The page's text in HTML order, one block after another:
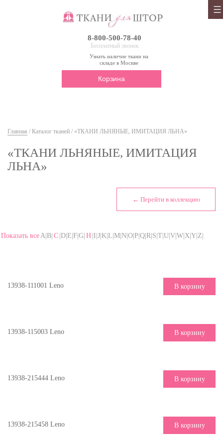
8-800-500-78-40
Бесплатный звонок
Узнать наличие ткани на
складе в Москве
Корзина
Главная / Каталог тканей / «ТКАНИ ЛЬНЯНЫЕ, ИМИТАЦИЯ ЛЬНА»
«ТКАНИ ЛЬНЯНЫЕ, ИМИТАЦИЯ
ЛЬНА»
← Перейти в коллекцию
Показать всеA|B| C |D|E|F|G| H |I|J|K|L|M|N|O|P|Q|R|S|T|U|V|W|X|Y|Z|
13938-111001 Leno В корзину
13938-115003 Leno В корзину
13938-215444 Leno В корзину
13938-215458 Leno В корзину